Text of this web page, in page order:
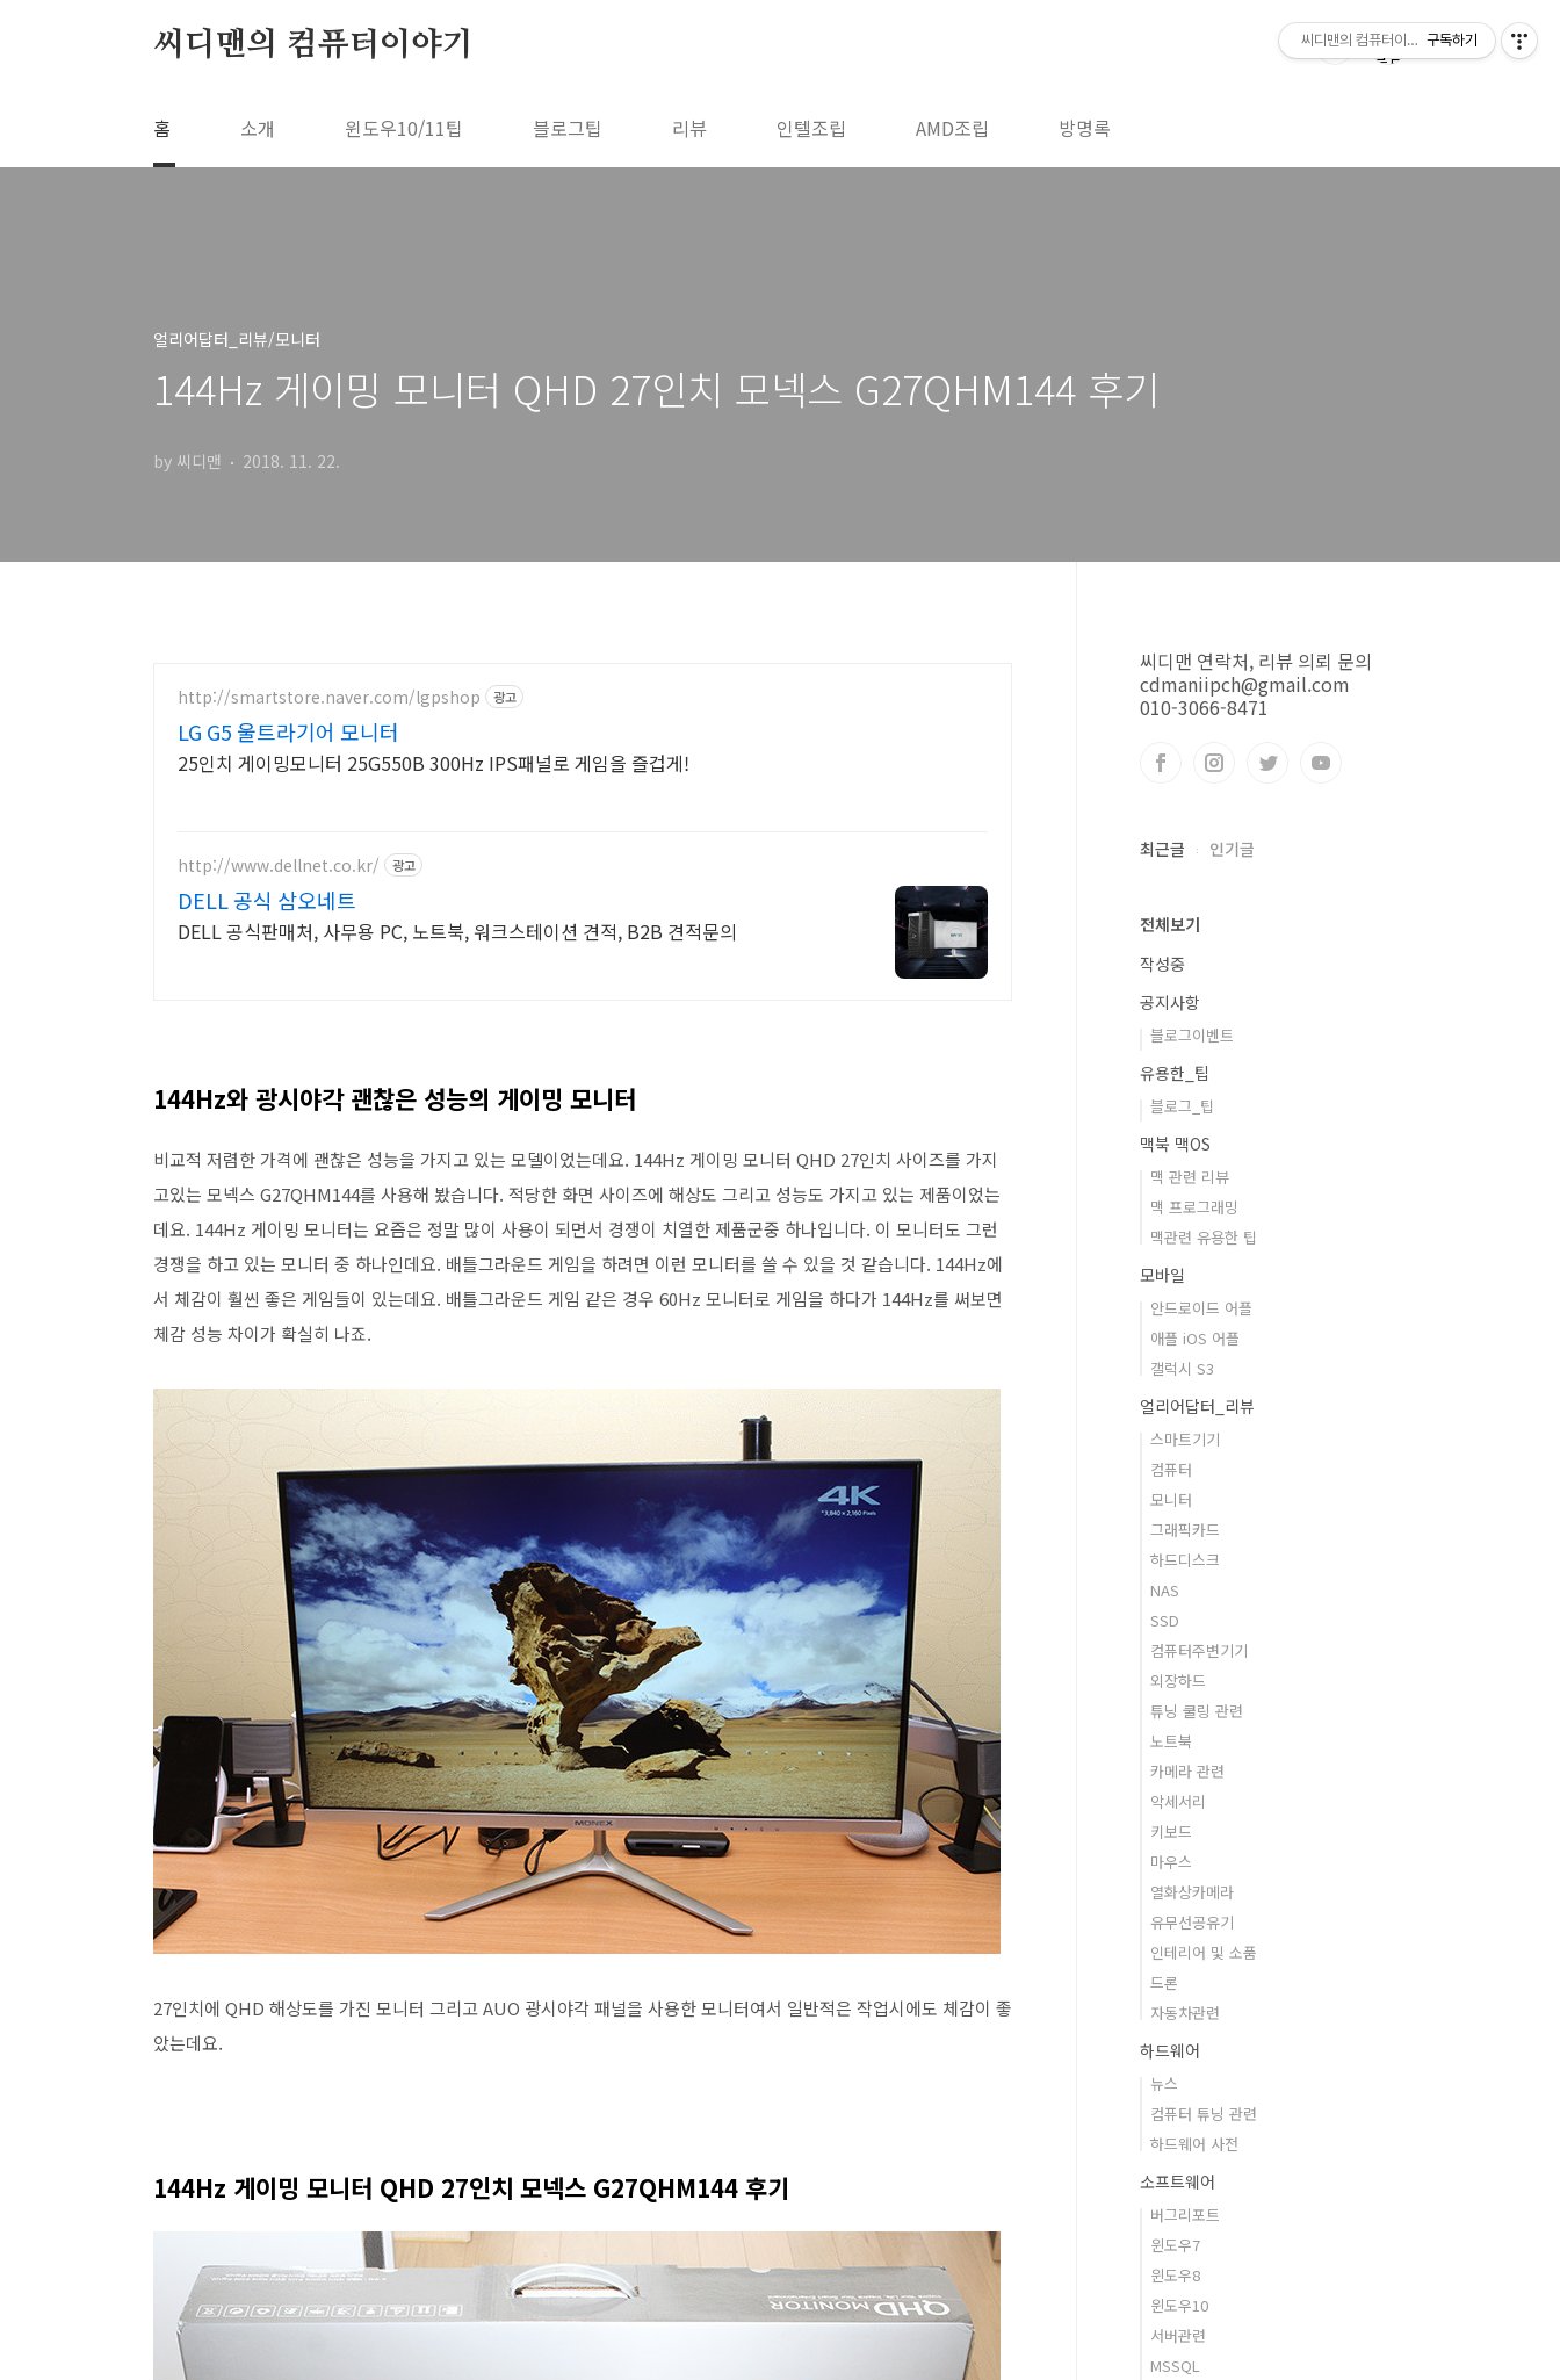
씨디맨의 컴퓨터이야기
홈 소개 윈도우10/11팁 블로그팁 리뷰 인텔조립 AMD조립 방명록
얼리어답터_리뷰/모니터
144Hz 게이밍 모니터 QHD 27인치 모넥스 G27QHM144 후기
by 씨디맨 2018. 11. 22.
http://smartstore.naver.com/lgpshop 광고
LG G5 울트라기어 모니터
25인치 게이밍모니터 25G550B 300Hz IPS패널로 게임을 즐겁게!
http://www.dellnet.co.kr/ 광고
DELL 공식 삼오네트
DELL 공식판매처, 사무용 PC, 노트북, 워크스테이션 견적, B2B 견적문의
144Hz와 광시야각 괜찮은 성능의 게이밍 모니터
비교적 저렴한 가격에 괜찮은 성능을 가지고 있는 모델이었는데요. 144Hz 게이밍 모니터 QHD 27인치 사이즈를 가지
고있는 모넥스 G27QHM144를 사용해 봤습니다. 적당한 화면 사이즈에 해상도 그리고 성능도 가지고 있는 제품이었는
데요. 144Hz 게이밍 모니터는 요즘은 정말 많이 사용이 되면서 경쟁이 치열한 제품군중 하나입니다. 이 모니터도 그런
경쟁을 하고 있는 모니터 중 하나인데요. 배틀그라운드 게임을 하려면 이런 모니터를 쓸 수 있을 것 같습니다. 144Hz에
서 체감이 훨씬 좋은 게임들이 있는데요. 배틀그라운드 게임 같은 경우 60Hz 모니터로 게임을 하다가 144Hz를 써보면
체감 성능 차이가 확실히 나죠.
27인치에 QHD 해상도를 가진 모니터 그리고 AUO 광시야각 패널을 사용한 모니터여서 일반적은 작업시에도 체감이 좋
았는데요.
144Hz 게이밍 모니터 QHD 27인치 모넥스 G27QHM144 후기
씨디맨 연락처, 리뷰 의뢰 문의
cdmaniipch@gmail.com
010-3066-8471
최근글 인기글
전체보기
작성중
공지사항
블로그이벤트
유용한_팁
블로그_팁
맥북 맥OS
맥 관련 리뷰
맥 프로그래밍
맥관련 유용한 팁
모바일
안드로이드 어플
애플 iOS 어플
갤럭시 S3
얼리어답터_리뷰
스마트기기
컴퓨터
모니터
그래픽카드
하드디스크
NAS
SSD
컴퓨터주변기기
외장하드
튜닝 쿨링 관련
노트북
카메라 관련
악세서리
키보드
마우스
열화상카메라
유무선공유기
인테리어 및 소품
드론
자동차관련
하드웨어
뉴스
컴퓨터 튜닝 관련
하드웨어 사전
소프트웨어
버그리포트
윈도우7
윈도우8
윈도우10
서버관련
MSSQL
씨디맨의 컴퓨터이야기구독하기